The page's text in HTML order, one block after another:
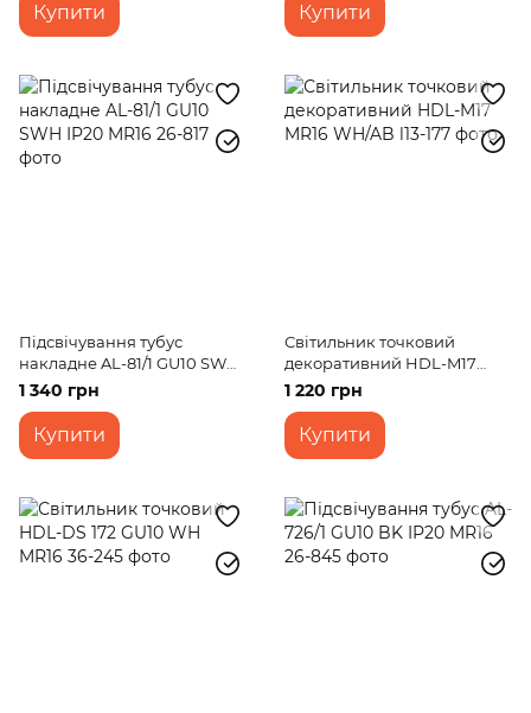
Купити Купити
Підсвічування тубус
накладне AL-81/1 GU10 SWH
IP20 MR16
1 340 грн
Купити
Світильник точковий
декоративний HDL-M17
MR16 WH/AB
1 220 грн
Купити